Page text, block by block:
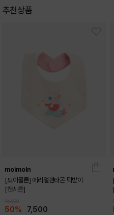
천상품
moimoln
[모이몰른] 에리얼펜타곤 턱받이
[전시즌]
50% 7,500